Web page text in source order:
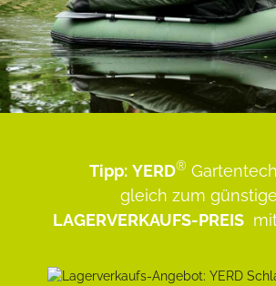
Tipp: YERD®
gleich zum
LAGERVERKAUFS-PREIS